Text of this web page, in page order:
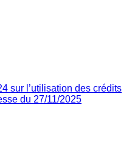
sur l’utilisation des crédits
du 27/11/2025